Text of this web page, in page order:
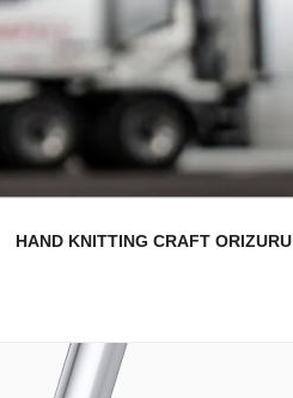
HAND KNITTING CRAFT ORIZURU